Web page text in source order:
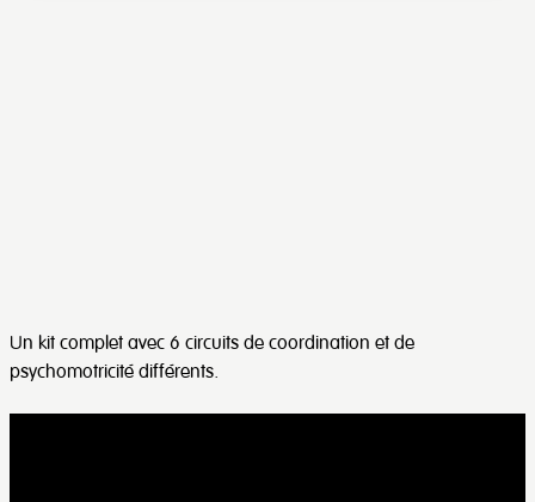
Un kit complet avec 6 circuits de coordination et de
psychomotricité différents.